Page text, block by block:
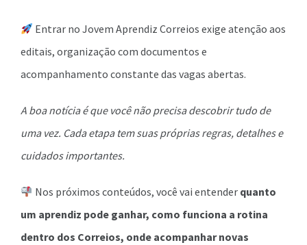
Entrar no Jovem Aprendiz Correios exige atenção aos
editais, organização com documentos e
acompanhamento constante das vagas abertas.
A boa notícia é que você não precisa descobrir tudo de
uma vez. Cada etapa tem suas próprias regras, detalhes e
cuidados importantes.
Nos próximos conteúdos, você vai entender quanto
um aprendiz pode ganhar, como funciona a rotina
dentro dos Correios, onde acompanhar novas